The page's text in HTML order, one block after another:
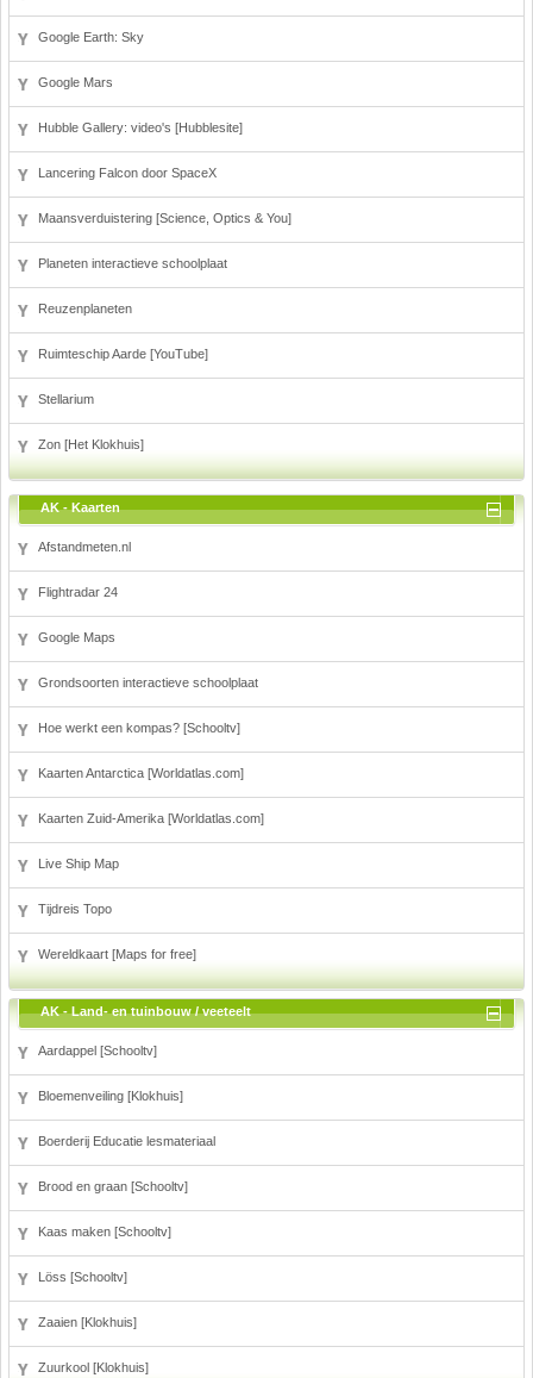
Google Earth: Sky
Google Mars
Hubble Gallery: video's [Hubblesite]
Lancering Falcon door SpaceX
Maansverduistering [Science, Optics & You]
Planeten interactieve schoolplaat
Reuzenplaneten
Ruimteschip Aarde [YouTube]
Stellarium
Zon [Het Klokhuis]
AK - Kaarten
Afstandmeten.nl
Flightradar 24
Google Maps
Grondsoorten interactieve schoolplaat
Hoe werkt een kompas? [Schooltv]
Kaarten Antarctica [Worldatlas.com]
Kaarten Zuid-Amerika [Worldatlas.com]
Live Ship Map
Tijdreis Topo
Wereldkaart [Maps for free]
AK - Land- en tuinbouw / veeteelt
Aardappel [Schooltv]
Bloemenveiling [Klokhuis]
Boerderij Educatie lesmateriaal
Brood en graan [Schooltv]
Kaas maken [Schooltv]
Löss [Schooltv]
Zaaien [Klokhuis]
Zuurkool [Klokhuis]